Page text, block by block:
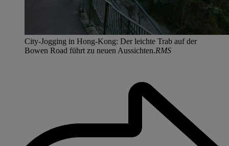
City-Jogging in Hong-Kong: Der leichte Trab auf der
Bowen Road führt zu neuen Aussichten.RMS